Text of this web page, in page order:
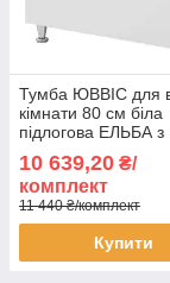
Тумба ЮВВІС для
кімнати 80 см біла
підлогова ЕЛЬБА з
10 639,20 ₴/
комплект
11 440 ₴/комплект
Купити